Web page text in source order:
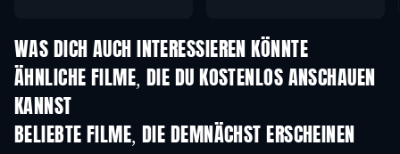
WAS DICH AUCH INTERESSIEREN KÖNNTE
ÄHNLICHE FILME, DIE DU KOSTENLOS ANSCHAUEN
KANNST
BELIEBTE FILME, DIE DEMNÄCHST ERSCHEINEN